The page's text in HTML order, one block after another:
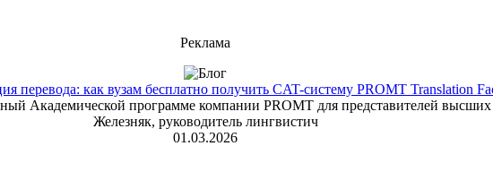
Реклама
перевода: как вузам бесплатно получить CAT-систему PROMT Translation
Академической программе компании PROMT для представителей
Железняк, руководитель лингвистич
01.03.2026